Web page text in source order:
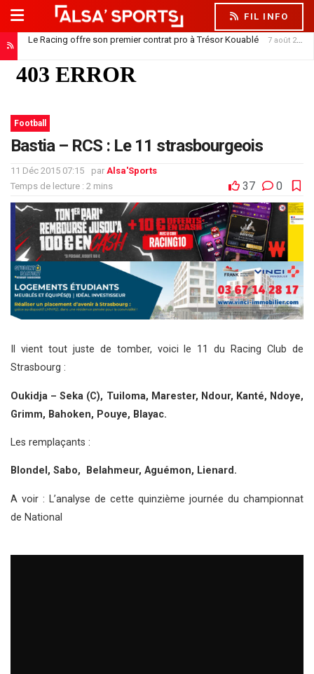
FIL INFO
Le Racing offre son premier contrat pro à Trésor Kouablé 7 août 2026
Football
Bastia – RCS : Le 11 strasbourgeois
11 Déc 2015 07:15 par Alsa'Sports
Temps de lecture : 2 mins
37 0
Il vient tout juste de tomber, voici le 11 du Racing Club de
Strasbourg :
Oukidja – Seka (C), Tuiloma, Marester, Ndour, Kanté, Ndoye,
Grimm, Bahoken, Pouye, Blayac.
Les remplaçants :
Blondel, Sabo, Belahmeur, Aguémon, Lienard.
A voir : L’analyse de cette quinzième journée du championnat
de National